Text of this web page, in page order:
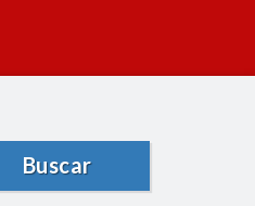
Buscar